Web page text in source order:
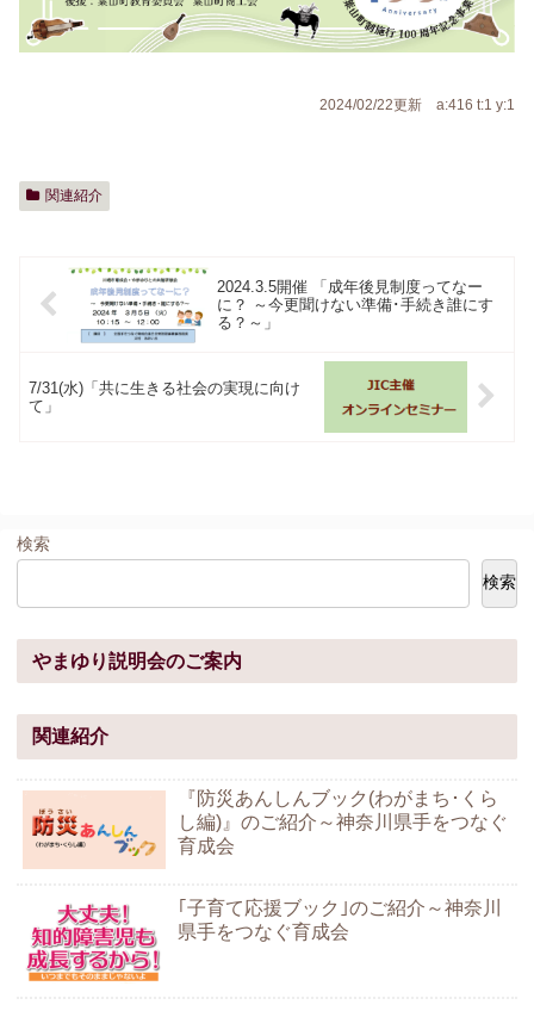
2024/02/22更新 a:416 t:1 y:1
関連紹介
2024.3.5開催 「成年後見制度ってなー
に？ ～今更聞けない準備･手続き誰にす
る？～」
7/31(水)「共に生きる社会の実現に向け
て」
検索
検索
やまゆり説明会のご案内
関連紹介
『防災あんしんブック(わがまち･くら
し編)』のご紹介～神奈川県手をつなぐ
育成会
｢子育て応援ブック｣のご紹介～神奈川
県手をつなぐ育成会